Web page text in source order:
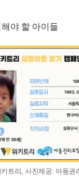
야 할 아이들
트리, 사진제공: 아동권